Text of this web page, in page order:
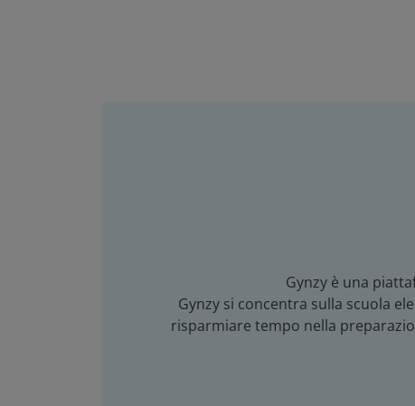
Gynzy è una
Gynzy si concentra sulla scuola
risparmiare tempo nella